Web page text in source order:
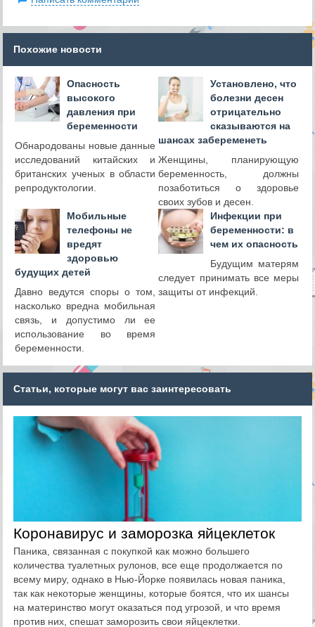
Похожие новости
Опасность
высокого
давления при
беременности
Обнародованы новые данные
исследований китайских и
британских ученых в области
репродуктологии.
Установлено, что
болезни десен
отрицательно
сказываются на
шансах забеременеть
Женщины, планирующую
беременность, должны
позаботиться о здоровье
своих зубов и десен.
Мобильные
телефоны не
вредят
здоровью
будущих детей
Давно ведутся споры о том,
насколько вредна мобильная
связь, и допустимо ли ее
использование во время
беременности.
Инфекции при
беременности: в
чем их опасность
Будущим матерям
следует принимать все меры
защиты от инфекций.
Статьи, которые могут вас заинтересовать
Коронавирус и заморозка яйцеклеток
Паника, связанная с покупкой как можно большего
количества туалетных рулонов, все еще продолжается по
всему миру, однако в Нью-Йорке появилась новая паника,
так как некоторые женщины, которые боятся, что их шансы
на материнство могут оказаться под угрозой, и что время
против них, спешат заморозить свои яйцеклетки.